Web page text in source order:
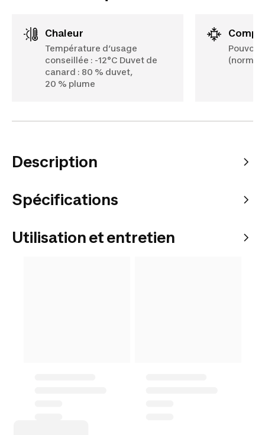
Chaleur
Température d’usage
conseillée : -12°C Duvet de
canard : 80 % duvet,
20 % plume
Pouvoir
(norme
Description
Spécifications
Utilisation et entretien